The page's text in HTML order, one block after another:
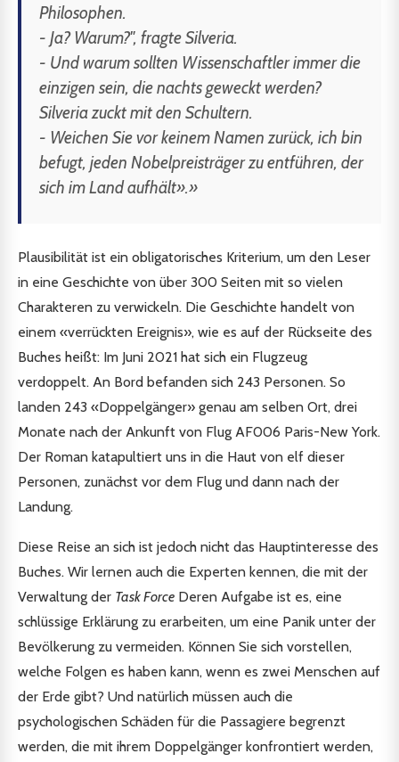
Philosophen.
- Ja? Warum?", fragte Silveria.
- Und warum sollten Wissenschaftler immer die
einzigen sein, die nachts geweckt werden?
Silveria zuckt mit den Schultern.
- Weichen Sie vor keinem Namen zurück, ich bin
befugt, jeden Nobelpreisträger zu entführen, der
sich im Land aufhält».»
Plausibilität ist ein obligatorisches Kriterium, um den Leser
in eine Geschichte von über 300 Seiten mit so vielen
Charakteren zu verwickeln. Die Geschichte handelt von
einem «verrückten Ereignis», wie es auf der Rückseite des
Buches heißt: Im Juni 2021 hat sich ein Flugzeug
verdoppelt. An Bord befanden sich 243 Personen. So
landen 243 «Doppelgänger» genau am selben Ort, drei
Monate nach der Ankunft von Flug AF006 Paris-New York.
Der Roman katapultiert uns in die Haut von elf dieser
Personen, zunächst vor dem Flug und dann nach der
Landung.
Diese Reise an sich ist jedoch nicht das Hauptinteresse des
Buches. Wir lernen auch die Experten kennen, die mit der
Verwaltung der Task Force Deren Aufgabe ist es, eine
schlüssige Erklärung zu erarbeiten, um eine Panik unter der
Bevölkerung zu vermeiden. Können Sie sich vorstellen,
welche Folgen es haben kann, wenn es zwei Menschen auf
der Erde gibt? Und natürlich müssen auch die
psychologischen Schäden für die Passagiere begrenzt
werden, die mit ihrem Doppelgänger konfrontiert werden,